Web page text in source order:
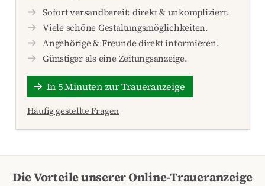
Sofort versandbereit: direkt & unkompliziert.
Viele schöne Gestaltungsmöglichkeiten.
Angehörige & Freunde direkt informieren.
Günstiger als eine Zeitungsanzeige.
In 5 Minuten zur Traueranzeige
Häufig gestellte Fragen
Die Vorteile unserer Online-Traueranzeige